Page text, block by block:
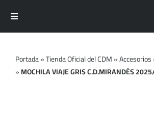
contenido
Toggle
Entrenamiento
Portada»Tienda Oficial del CDM»Accesorios
»MOCHILA VIAJE GRIS C.D.MIRANDÉS